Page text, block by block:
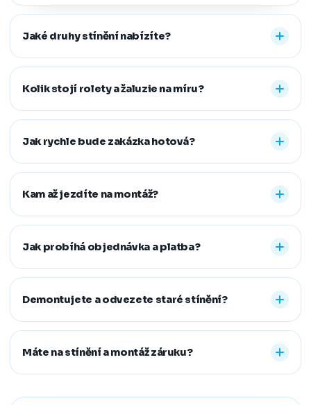
Jaké druhy stínění nabízíte?
Nabízíme vnitřní i venkovní stínění na míru: rolety den a
noc, plisé rolety, římské, látkové a termo rolety, vertikální,
dřevěné, bambusové i hliníkové žaluzie a sítě proti
hmyzu. Vyrobíme řešení pro běžná, střešní i atypická
Kolik stojí rolety a žaluzie na míru?
Konečná cena se odvíjí od zvoleného typu stínění a jeho
vodicích lišt, rozměru oken i vybrané látky či dekoru.
Přesnou cenovou nabídku vám připravíme zdarma.
Jak rychle bude zakázka hotová?
Standardní dodací lhůta je 7–14 pracovních dní od
zabere 1–2 hodiny, větší zakázky zvládneme během
jednoho dne. Pokud na termín spěcháte, vždy se snažíme
Kam až jezdíte na montáž?
Působíme především v Moravskoslezském,
Pardubickém a Zlínském kraji, na Vysočině a v Praze. V
rámci našeho regionu dopravu neúčtujeme, vzdálenější
Jak probíhá objednávka a platba?
Stačí nám zavolat, napsat nebo vyplnit nezávazný
formulář. Po výběru řešení skládáte zálohu na materiál a
doplatek hradíte až po dokončené montáži, když je vše
hotové a vy spokojení. Preferujeme platbu převodem,
Demontujete a odvezete staré stínění?
Ano. Staré žaluzie nebo rolety za vás profesionálně
předem říct a o všechno se postaráme, abyste neměli
žádné starosti navíc.
Máte na stínění a montáž záruku?
podle typu stínění. Používáme kvalitní materiály a precizní